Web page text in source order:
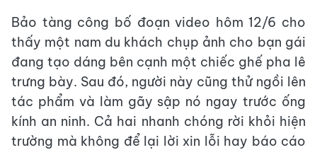
Bảo tàng công bố đoạn video hôm 12/6 cho
thấy một nam du khách chụp ảnh cho bạn gái
đang tạo dáng bên cạnh một chiếc ghế pha lê
trưng bày. Sau đó, người này cũng thử ngồi lên
tác phẩm và làm gãy sập nó ngay trước ống
kính an ninh. Cả hai nhanh chóng rời khỏi hiện
trường mà không để lại lời xin lỗi hay báo cáo